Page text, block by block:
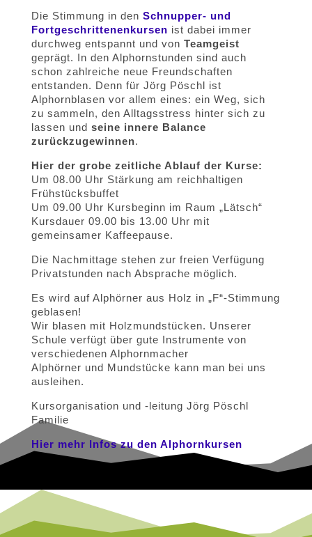
Die Stimmung in den Schnupper- und
Fortgeschrittenenkursen ist dabei immer
durchweg entspannt und von Teamgeist
geprägt. In den Alphornstunden sind auch
schon zahlreiche neue Freundschaften
entstanden. Denn für Jörg Pöschl ist
Alphornblasen vor allem eines: ein Weg, sich
zu sammeln, den Alltagsstress hinter sich zu
lassen und seine innere Balance
zurückzugewinnen.
Hier der grobe zeitliche Ablauf der Kurse:
Um 08.00 Uhr Stärkung am reichhaltigen
Frühstücksbuffet
Um 09.00 Uhr Kursbeginn im Raum „Lätsch“
Kursdauer 09.00 bis 13.00 Uhr mit
gemeinsamer Kaffeepause.
Die Nachmittage stehen zur freien Verfügung
Privatstunden nach Absprache möglich.
Es wird auf Alphörner aus Holz in „F“-Stimmung
geblasen!
Wir blasen mit Holzmundstücken. Unserer
Schule verfügt über gute Instrumente von
verschiedenen Alphornmacher
Alphörner und Mundstücke kann man bei uns
ausleihen.
Kursorganisation und -leitung Jörg Pöschl
Familie
Hier mehr Infos zu den Alphornkursen